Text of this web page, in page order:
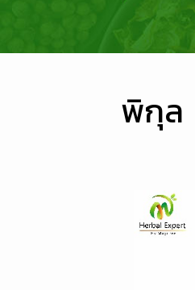
พิกุล